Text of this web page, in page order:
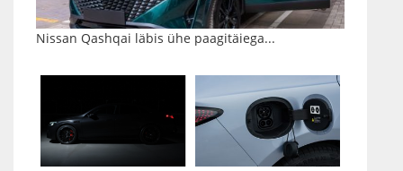
Nissan Qashqai läbis ühe paagitäiega...